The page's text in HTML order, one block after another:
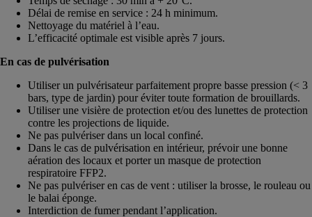
Délai de remise en service : 24 h minimum.
Nettoyage du matériel à l’eau.
L’efficacité optimale est visible après 7 jours.
En cas de pulvérisation
Utiliser un pulvérisateur parfaitement propre basse pression (< 3
bars, type de jardin) pour éviter toute formation de brouillards.
Utiliser une visière de protection et/ou des lunettes de protection
contre les projections de liquide.
Ne pas pulvériser dans un local confiné.
Dans le cas de pulvérisation en intérieur, prévoir une bonne
aération des locaux et porter un masque de protection
respiratoire FFP2.
Ne pas pulvériser en cas de vent : utiliser la brosse, le rouleau ou
le balai éponge.
Interdiction de fumer pendant l’application.